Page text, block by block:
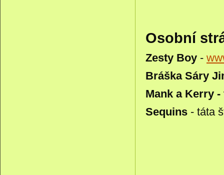
Osobní
Zesty Boy -
Bráška Sáry
Mank a Kerry
Sequins - táta